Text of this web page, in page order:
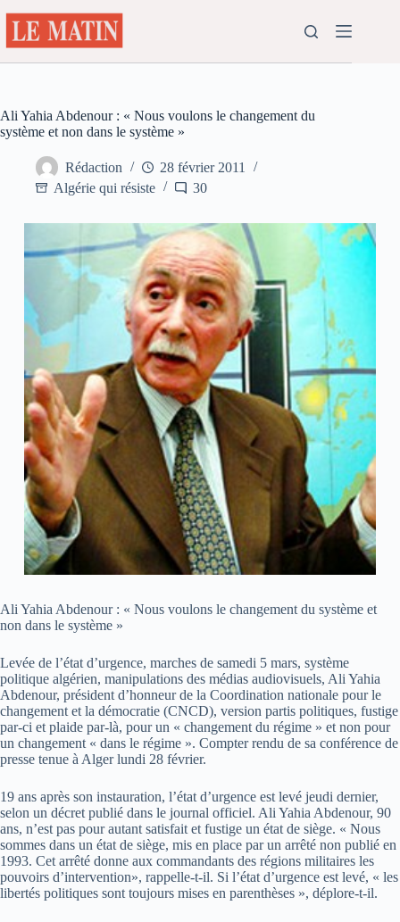
au
contenu
Ali Yahia Abdenour : « Nous voulons le changement du
système et non dans le système »
Rédaction
28 février 2011
Algérie qui résiste
30
Ali Yahia Abdenour : « Nous voulons le changement du système et
non dans le système »
Levée de l’état d’urgence, marches de samedi 5 mars, système
politique algérien, manipulations des médias audiovisuels, Ali Yahia
Abdenour, président d’honneur de la Coordination nationale pour le
changement et la démocratie (CNCD), version partis politiques, fustige
par-ci et plaide par-là, pour un « changement du régime » et non pour
un changement « dans le régime ». Compter rendu de sa conférence de
presse tenue à Alger lundi 28 février.
19 ans après son instauration, l’état d’urgence est levé jeudi dernier,
selon un décret publié dans le journal officiel. Ali Yahia Abdenour, 90
ans, n’est pas pour autant satisfait et fustige un état de siège. « Nous
sommes dans un état de siège, mis en place par un arrêté non publié en
1993. Cet arrêté donne aux commandants des régions militaires les
pouvoirs d’intervention», rappelle-t-il. Si l’état d’urgence est levé, « les
libertés politiques sont toujours mises en parenthèses », déplore-t-il.